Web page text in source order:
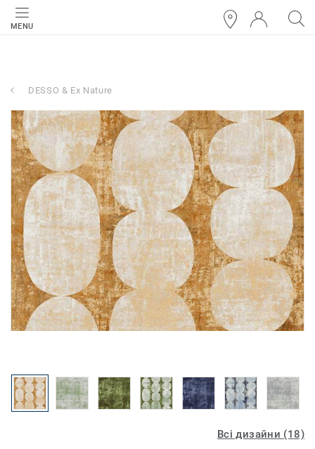
MENU
DESSO & Ex Nature
Всі дизайни (18)